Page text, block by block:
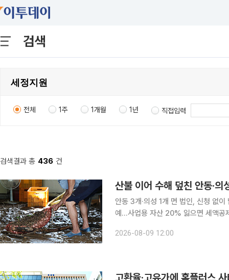
검색
전체 1주 1개월 1년 직접입력
검색결과 총 436 건
산불 이어 수해 덮친 안동·
안동 3개·의성 1개 면 법인, 신청 없
예…사업용 자산 20% 잃으면 세액공제 지난해 대형 산불에 이어 지난달 폭우까지 덮친 경북
도 신청 없이 납부기한이 11월 2일까
2026-08-09 12:00